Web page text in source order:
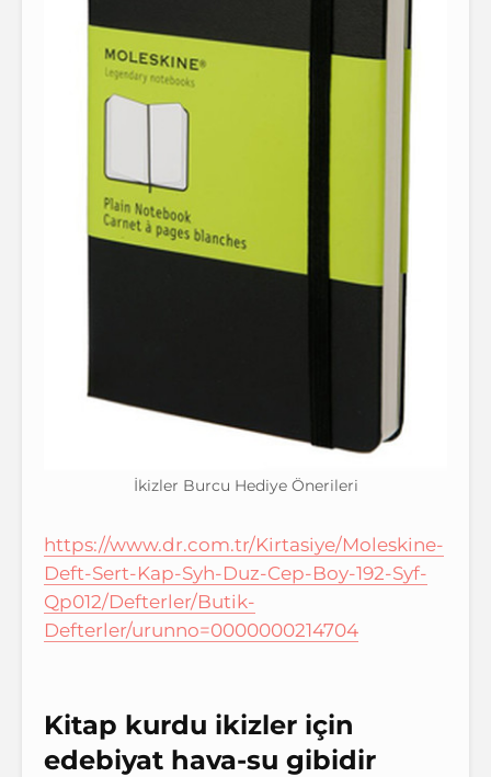
İkizler Burcu Hediye Önerileri
https://www.dr.com.tr/Kirtasiye/Moleskine-
Deft-Sert-Kap-Syh-Duz-Cep-Boy-192-Syf-
Qp012/Defterler/Butik-
Defterler/urunno=0000000214704
Kitap kurdu ikizler için
edebiyat hava-su gibidir